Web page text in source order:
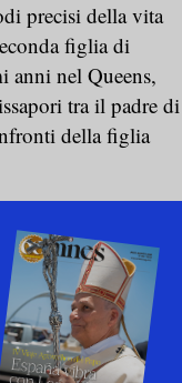
precisi della vita
figlia di
anni nel Queens,
tra il padre di
della figlia